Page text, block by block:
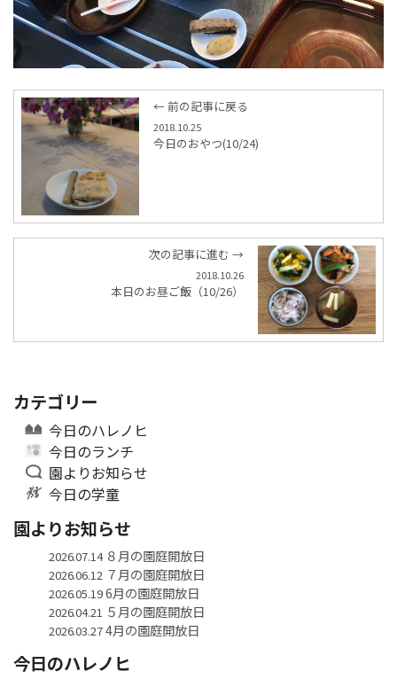
← 前の記事に戻る
2018.10.25
今日のおやつ(10/24)
次の記事に進む →
2018.10.26
本日のお昼ご飯（10/26）
カテゴリー
今日のハレノヒ
今日のランチ
園よりお知らせ
今日の学童
園よりお知らせ
2026.07.14８月の園庭開放日
2026.06.12 ７月の園庭開放日
2026.05.196月の園庭開放日
2026.04.21 ５月の園庭開放日
2026.03.274月の園庭開放日
今日のハレノヒ